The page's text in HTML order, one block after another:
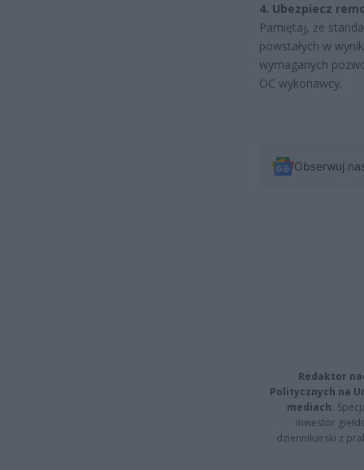
4. Ubezpiecz
Pamiętaj, że
powstałych w
wymaganych
OC wykonawcy.
Obserwuj
Redaktor
Politycznych na
mediach.
inwestor
dziennikarski z